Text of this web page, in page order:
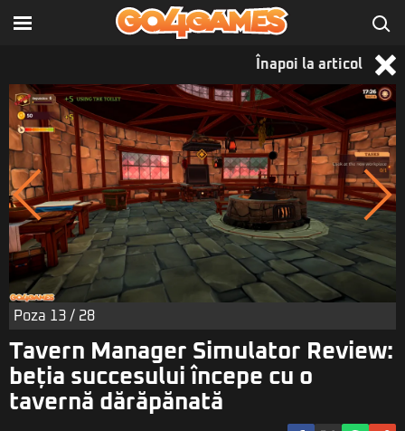
Înapoi la articol
Poza 13 / 28
Tavern Manager Simulator Review:
beția succesului începe cu o
tavernă dărăpănată